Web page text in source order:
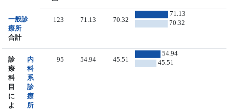
一般診
療所
合計
123 71.13 70.32
71.13
70.32
診
療
科
目
に
よ
内
科
系
診
療
所
95 54.94 45.51
54.94
45.51